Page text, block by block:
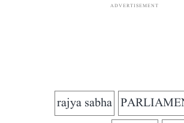
ADVERTISEMENT
rajya sabha